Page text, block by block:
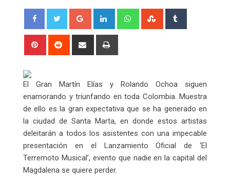
Google+ LinkedIn WhatsappStumbleUpon
Pinterest Reddit
Share
El Gran Martín Elías y Rolando Ochoa siguen
enamorando y triunfando en toda Colombia. Muestra
de ello es la gran expectativa que se ha generado en
la ciudad de Santa Marta, en donde estos artistas
deleitarán a todos los asistentes con una impecable
presentación en el Lanzamiento Oficial de ‘El
Terremoto Musical’, evento que nadie en la capital del
Magdalena se quiere perder.